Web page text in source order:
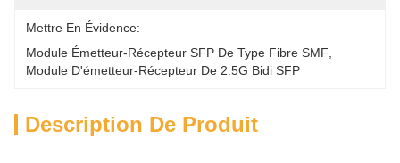
Mettre En Évidence:
Module Émetteur-Récepteur SFP De Type Fibre SMF
Module D'émetteur-Récepteur De 2.5G Bidi SFP
Description De Produit